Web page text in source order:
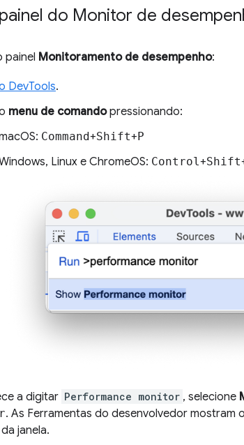
do Monitor de
painel Monitoramento de desempenho:
DevTools.
menu de comandopressionando:
Command+Shift+ P
Linux e ChromeOS: Control+Shift
a digitar Performance monitor , selecione
. As Ferramentas do desenvolvedor mostram
janela.